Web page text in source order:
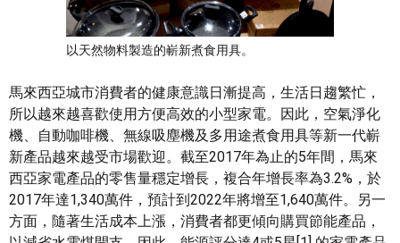
以天然物料製造的嶄新煮食用具。
馬來西亞城市消費者的健康意識日漸提高，生活日趨繁忙，
所以越來越喜歡使用方便高效的小型家電。因此，空氣淨化
機、自動咖啡機、無線吸塵機及多用途煮食用具等新一代嶄
新產品越來越受市場歡迎。截至2017年為止的5年間，馬來
西亞家電產品的零售量穩定增長，複合年增長率為3.2%，於
2017年達1,340萬件，預計到2022年將增至1,640萬件。另一
方面，隨著生活成本上漲，消費者都更傾向購買節能產品，